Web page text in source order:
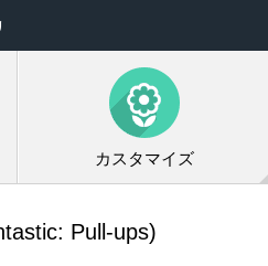
カスタマイズ
Pull-ups)